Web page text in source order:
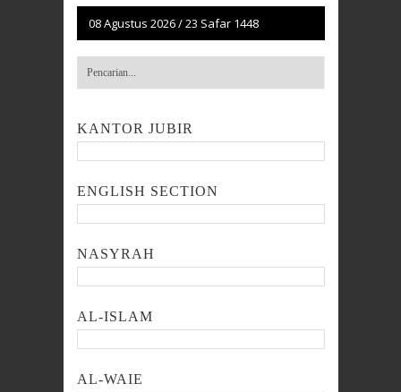
08 Agustus 2026/23 Safar 1448
KANTOR JUBIR
ENGLISH SECTION
NASYRAH
AL-ISLAM
AL-WAIE